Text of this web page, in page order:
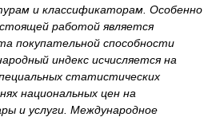
и классификаторам. Особенно
работой является
покупательной способности
индекс исчисляется на
статистических
национальных цен на
и услуги. Международное